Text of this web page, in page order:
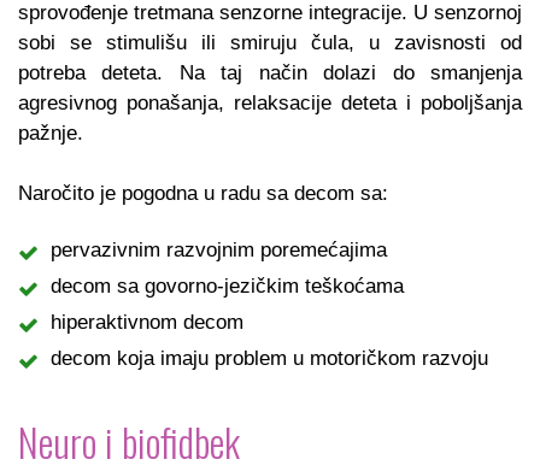
sprovođenje tretmana senzorne integracije. U senzornoj
sobi se stimulišu ili smiruju čula, u zavisnosti od
potreba deteta. Na taj način dolazi do smanjenja
agresivnog ponašanja, relaksacije deteta i poboljšanja
pažnje.
Naročito je pogodna u radu sa decom sa:
pervazivnim razvojnim poremećajima
decom sa govorno-jezičkim teškoćama
hiperaktivnom decom
decom koja imaju problem u motoričkom razvoju
Neuro i biofidbek